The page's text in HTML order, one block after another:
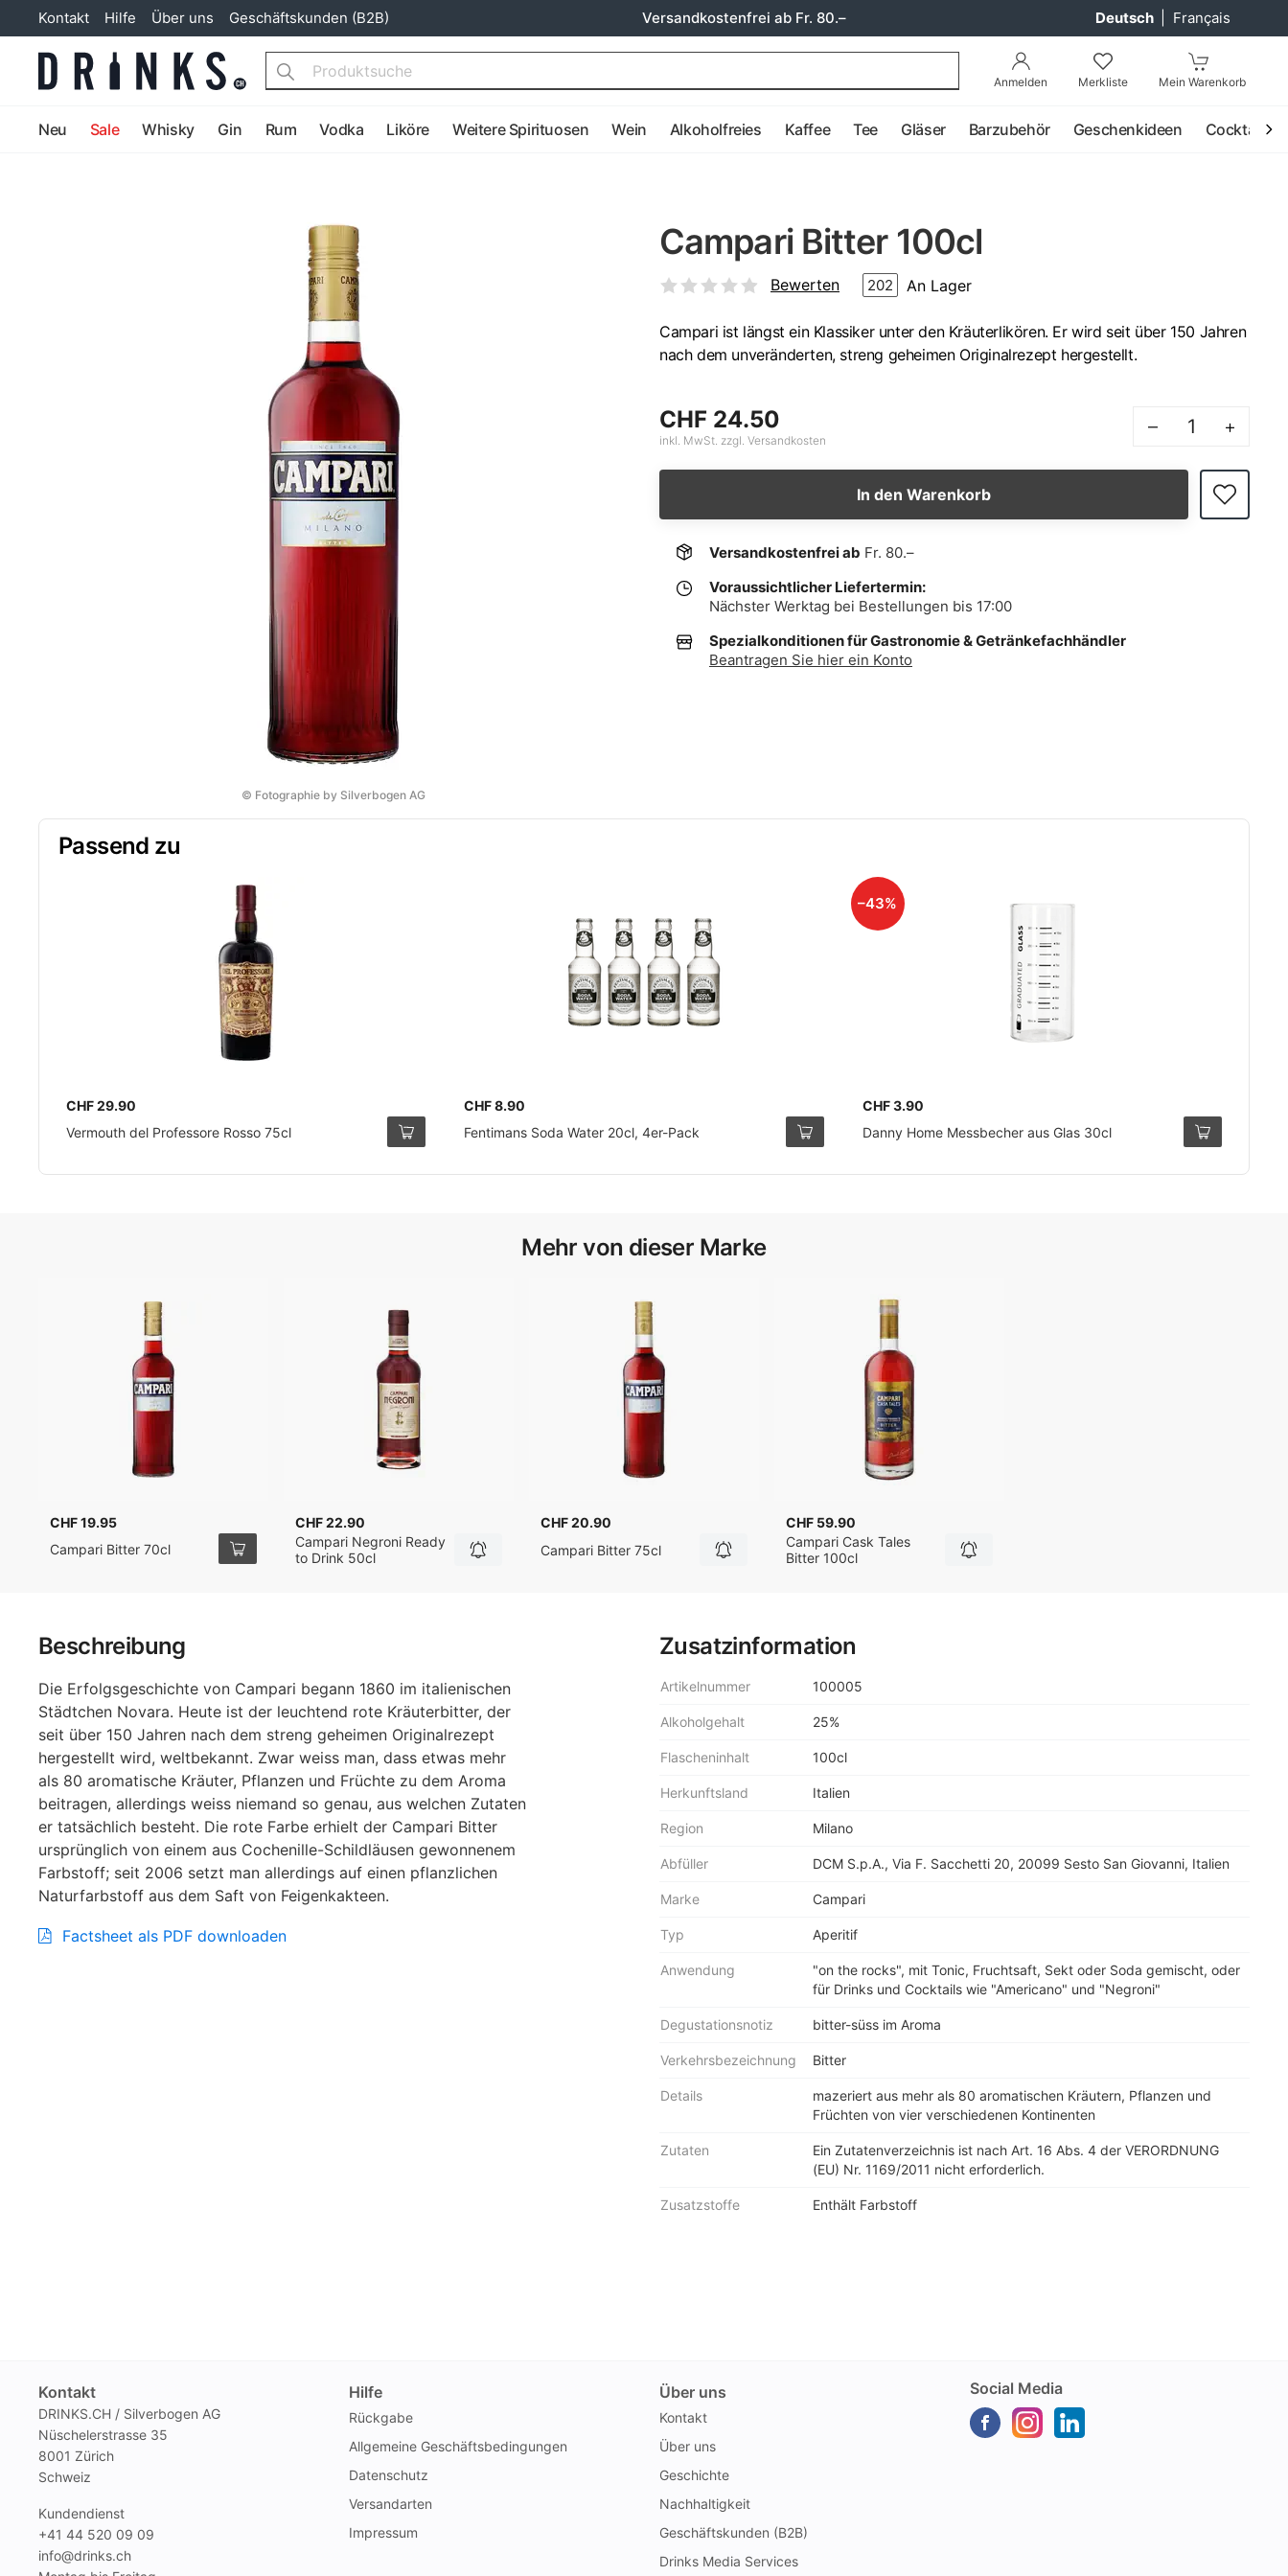
Kontakt Hilfe Über uns Geschäftskunden (B2B) Versandkostenfrei ab Fr. 80.– Deutsch Français
Anmelden Merkliste Mein Warenkorb
Search
Neu Sale Whisky Gin Rum Vodka Liköre Weitere Spirituosen Wein Alkoholfreies Kaffee Tee Gläser Barzubehör Geschenkideen Cocktail
© Fotographie by Silverbogen AG
Campari Bitter 100cl
Bewerten 202 An Lager
Campari ist längst ein Klassiker unter den Kräuterlikören. Er wird seit über 150 Jahren
nach dem unveränderten, streng geheimen Originalrezept hergestellt.
CHF 24.50
inkl. MwSt. zzgl. Versandkosten
– +
In den Warenkorb
Versandkostenfrei ab Fr. 80.–
Voraussichtlicher Liefertermin:
Nächster Werktag bei Bestellungen bis 17:00
Spezialkonditionen für Gastronomie & Getränkefachhändler
Beantragen Sie hier ein Konto
Passend zu
CHF 29.90
Vermouth del Professore Rosso 75cl
CHF 8.90
Fentimans Soda Water 20cl, 4er-Pack
–43%
CHF 3.90
Danny Home Messbecher aus Glas 30cl
Beschreibung
Die Erfolgsgeschichte von Campari begann 1860 im italienischen
Städtchen Novara. Heute ist der leuchtend rote Kräuterbitter, der
seit über 150 Jahren nach dem streng geheimen Originalrezept
hergestellt wird, weltbekannt. Zwar weiss man, dass etwas mehr
als 80 aromatische Kräuter, Pflanzen und Früchte zu dem Aroma
beitragen, allerdings weiss niemand so genau, aus welchen Zutaten
er tatsächlich besteht. Die rote Farbe erhielt der Campari Bitter
ursprünglich von einem aus Cochenille-Schildläusen gewonnenem
Farbstoff; seit 2006 setzt man allerdings auf einen pflanzlichen
Naturfarbstoff aus dem Saft von Feigenkakteen.
Factsheet als PDF downloaden
Zusatzinformation
Artikelnummer 100005
Alkoholgehalt 25%
Flascheninhalt 100cl
Herkunftsland Italien
Region Milano
Abfüller DCM S.p.A., Via F. Sacchetti 20, 20099 Sesto San Giovanni, Italien
Marke Campari
Typ Aperitif
Anwendung
"on the rocks", mit Tonic, Fruchtsaft, Sekt oder Soda gemischt, oder
für Drinks und Cocktails wie "Americano" und "Negroni"
Degustationsnotiz bitter-süss im Aroma
Verkehrsbezeichnung Bitter
Details
mazeriert aus mehr als 80 aromatischen Kräutern, Pflanzen und
Früchten von vier verschiedenen Kontinenten
Zutaten
Ein Zutatenverzeichnis ist nach Art. 16 Abs. 4 der VERORDNUNG
(EU) Nr. 1169/2011 nicht erforderlich.
Zusatzstoffe Enthält Farbstoff
Mehr von dieser Marke
CHF 19.95
Campari Bitter 70cl
CHF 22.90
Campari Negroni Ready
to Drink 50cl
CHF 20.90
Campari Bitter 75cl
CHF 59.90
Campari Cask Tales
Bitter 100cl
Kontakt
DRINKS.CH / Silverbogen AG
Nüschelerstrasse 35
8001 Zürich
Schweiz
Kundendienst
+41 44 520 09 09
info@drinks.ch
Hilfe
Rückgabe
Allgemeine Geschäftsbedingungen
Datenschutz
Versandarten
Impressum
Über uns
Kontakt
Über uns
Geschichte
Nachhaltigkeit
Geschäftskunden (B2B)
Drinks Media Services
Social Media